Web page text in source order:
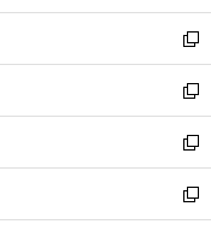
開
く
ウ
で
開
く
ン
ド
ウ
で
開
く
ウ
ィ
ン
ド
ウ
で
開
く
新
し
い
ウ
ィ
ン
ド
ウ
新
し
い
ウ
ィ
ン
新
し
い
ウ
新
し